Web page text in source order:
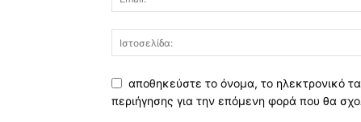
αποθηκεύστε το όνομα, το ηλεκτρονικό
περιήγησης για την επόμενη φορά που θα